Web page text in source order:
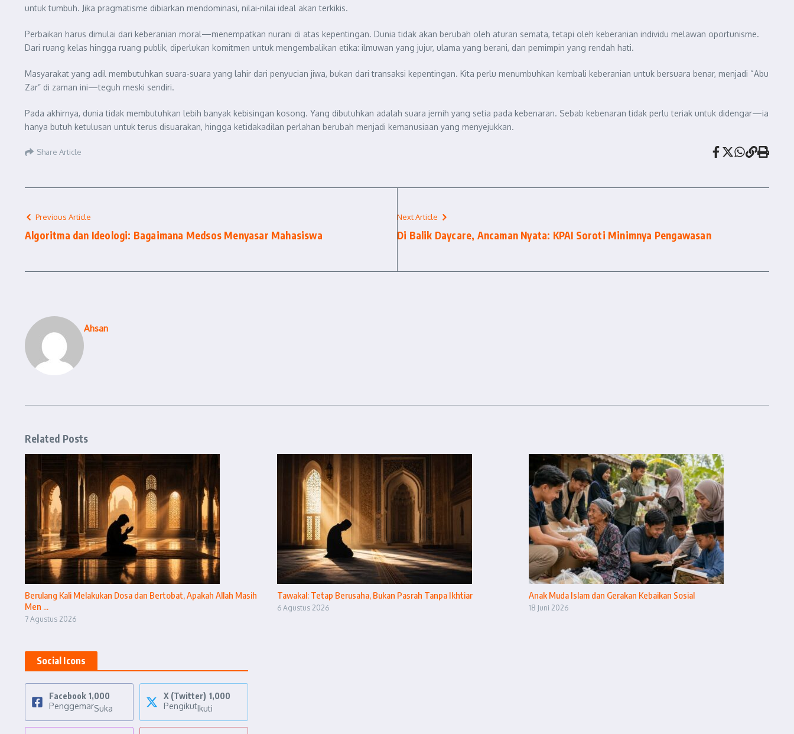
untuk tumbuh. Jika pragmatisme dibiarkan mendominasi, nilai-nilai ideal akan terkikis.
Perbaikan harus dimulai dari keberanian moral—menempatkan nurani di atas kepentingan. Dunia tidak akan berubah oleh aturan semata, tetapi oleh keberanian individu melawan oportunisme.
Dari ruang kelas hingga ruang publik, diperlukan komitmen untuk mengembalikan etika: ilmuwan yang jujur, ulama yang berani, dan pemimpin yang rendah hati.
Masyarakat yang adil membutuhkan suara-suara yang lahir dari penyucian jiwa, bukan dari transaksi kepentingan. Kita perlu menumbuhkan kembali keberanian untuk bersuara benar, menjadi “Abu
Zar” di zaman ini—teguh meski sendiri.
Pada akhirnya, dunia tidak membutuhkan lebih banyak kebisingan kosong. Yang dibutuhkan adalah suara jernih yang setia pada kebenaran. Sebab kebenaran tidak perlu teriak untuk didengar—ia
hanya butuh ketulusan untuk terus disuarakan, hingga ketidakadilan perlahan berubah menjadi kemanusiaan yang menyejukkan.
Share Article
Previous Article
Algoritma dan Ideologi: Bagaimana Medsos Menyasar Mahasiswa
Next Article
Di Balik Daycare, Ancaman Nyata: KPAI Soroti Minimnya Pengawasan
Ahsan
Related Posts
Berulang Kali Melakukan Dosa dan Bertobat, Apakah Allah Masih
Men ...
7 Agustus 2026
Tawakal: Tetap Berusaha, Bukan Pasrah Tanpa Ikhtiar
6 Agustus 2026
Anak Muda Islam dan Gerakan Kebaikan Sosial
18 Juni 2026
Social Icons
Facebook 1,000
PenggemarSuka
X (Twitter) 1,000
PengikutIkuti